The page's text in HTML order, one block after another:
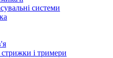
системи
і тримери